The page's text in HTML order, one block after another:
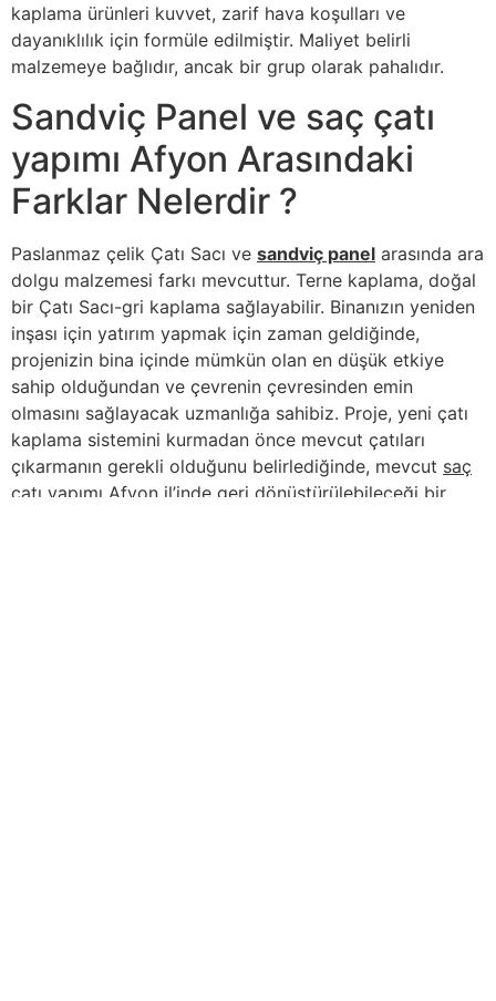
kaplama ürünleri kuvvet, zarif hava koşulları ve
dayanıklılık için formüle edilmiştir. Maliyet belirli
malzemeye bağlıdır, ancak bir grup olarak pahalıdır.
Sandviç Panel ve saç çatı
yapımı Afyon Arasındaki
Farklar Nelerdir ?
Paslanmaz çelik Çatı Sacı ve sandviç panel arasında ara
dolgu malzemesi farkı mevcuttur. Terne kaplama, doğal
bir Çatı Sacı-gri kaplama sağlayabilir. Binanızın yeniden
inşası için yatırım yapmak için zaman geldiğinde,
projenizin bina içinde mümkün olan en düşük etkiye
sahip olduğundan ve çevrenin çevresinden emin
olmasını sağlayacak uzmanlığa sahibiz. Proje, yeni çatı
kaplama sistemini kurmadan önce mevcut çatıları
çıkarmanın gerekli olduğunu belirlediğinde, mevcut saç
çatı yapımı Afyon il’inde geri dönüştürülebileceği bir